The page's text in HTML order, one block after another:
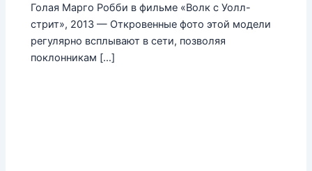
Голая Марго Робби в фильме «Волк с Уолл-
стрит», 2013 — Откровенные фото этой модели
регулярно всплывают в сети, позволяя
поклонникам […]